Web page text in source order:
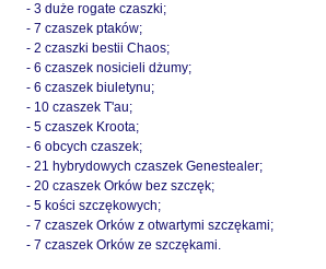
- 3 duże rogate czaszki;
- 7 czaszek ptaków;
- 2 czaszki bestii Chaos;
- 6 czaszek nosicieli dżumy;
- 6 czaszek biuletynu;
- 10 czaszek T'au;
- 5 czaszek Kroota;
- 6 obcych czaszek;
- 21 hybrydowych czaszek Genestealer;
- 20 czaszek Orków bez szczęk;
- 5 kości szczękowych;
- 7 czaszek Orków z otwartymi szczękami;
- 7 czaszek Orków ze szczękami.